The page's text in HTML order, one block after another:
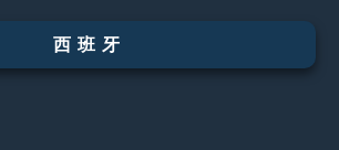
西班牙